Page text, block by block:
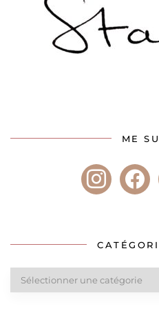
ME
instagram
Catégories
blog